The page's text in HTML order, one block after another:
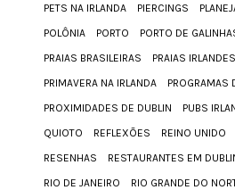
PETS NA IRLANDA
PIERCINGS
POLÔNIA
PORTO PORTO DE
PRAIAS BRASILEIRAS
PRAIAS
PRIMAVERA NA IRLANDA
PROGRAMAS
PROXIMIDADES DE DUBLIN
PUBS
QUIOTO
REFLEXÕES REINO UNIDO
RESENHAS
RESTAURANTES EM
RIO DE JANEIRO
RIO GRANDE DO